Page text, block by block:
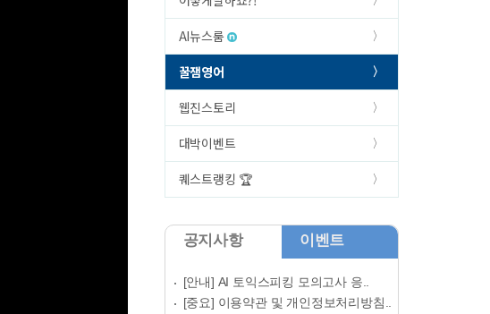
AI뉴스룸
꿀잼영어
웹진스토리
대박이벤트
퀘스트랭킹 🏆
공지사항 이벤트
[안내] AI 토익스피킹 모의고사 응..
[중요] 이용약관 및 개인정보처리방침..